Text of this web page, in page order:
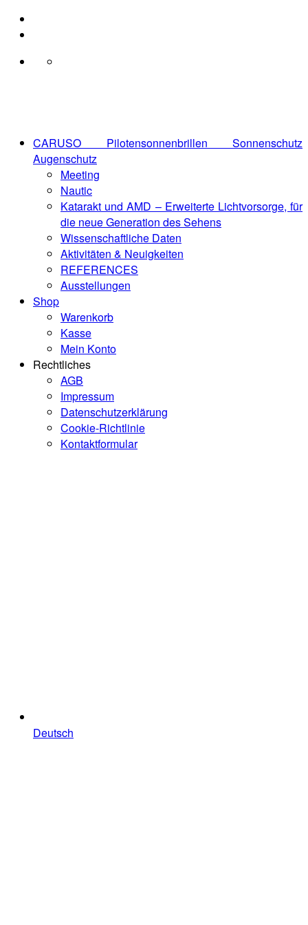
Zum
Inhalt
CARUSO Pilotensonnenbrillen Sonnenschutz
Augenschutz
Meeting
Nautic
Katarakt und AMD – Erweiterte Lichtvorsorge, für
die neue Generation des Sehens
Wissenschaftliche Daten
Aktivitäten & Neuigkeiten
REFERENCES
Ausstellungen
Shop
Warenkorb
Kasse
Mein Konto
Rechtliches
AGB
Impressum
Datenschutzerklärung
Cookie-Richtlinie
Kontaktformular
Deutsch